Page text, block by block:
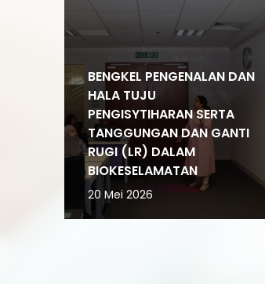
BENGKEL PENGENALAN DAN
HALA TUJU
PENGISYTIHARAN SERTA
TANGGUNGAN DAN GANTI
RUGI (LR) DALAM
BIOKESELAMATAN
20 Mei 2026